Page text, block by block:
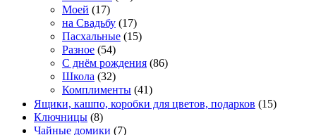
Моей (17)
на Свадьбу (17)
Пасхальные (15)
Разное (54)
С днём рождения (86)
Школа (32)
Комплименты (41)
Ящики, кашпо, коробки для цветов, подарков (15)
Ключницы (8)
Чайные домики (7)